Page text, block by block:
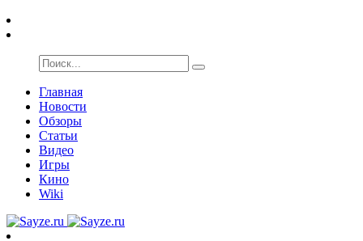
Главная
Новости
Обзоры
Статьи
Видео
Игры
Кино
Wiki